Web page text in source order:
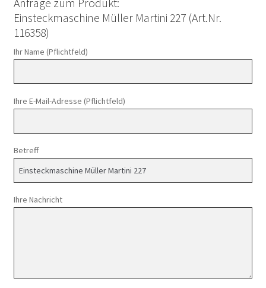
Einsteckmaschine Müller Martini 227 (Art.Nr.
116358)
Ihr Name (Pflichtfeld)
Ihre E-Mail-Adresse (Pflichtfeld)
Betreff
Ihre Nachricht